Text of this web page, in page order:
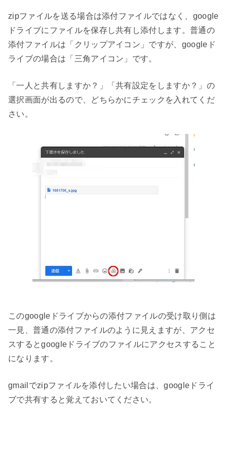
zipファイルを送る場合は添付ファイルではなく、google
ドライブにファイルを保存し共有し添付します。普通の
添付ファイルは「クリップアイコン」ですが、googleド
ライブの場合は「三角アイコン」です。
「一人と共有しますか？」「共有設定をしますか？」の
選択画面が出るので、どちらかにチェックを入れてくだ
さい。
このgoogleドライブからの添付ファイルの受け取り側は
一見、普通の添付ファイルのように見えますが、アクセ
スするとgoogleドライブのファイルにアクセスすること
になります。
gmailでzipファイルを添付したい場合は、googleドライ
ブで共有すると覚えておいてください。